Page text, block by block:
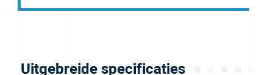
Uitgebreide specificaties